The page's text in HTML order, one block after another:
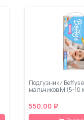
Подгузники Beffys
мальчиков М (5-10
550.00 ₽